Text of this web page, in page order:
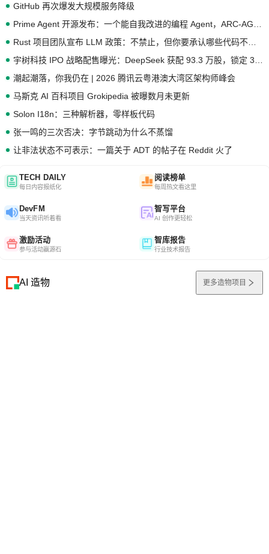
GitHub 再次爆发大规模服务降级
潮起潮落，你我仍在 | 2026 腾讯云粤港澳大湾区架构师峰会
马斯克 AI 百科项目 Grokipedia 被曝数月未更新
Solon I18n：三种解析器，零样板代码
张一鸣的三次否决：字节跳动为什么不蒸馏
让非法状态不可表示：一篇关于 ADT 的帖子在 Reddit 火了
TECH DAILY
每日内容报纸化
阅读榜单
每周热文看这里
DevFM
当天资讯听着看
智写平台
AI 创作更轻松
激励活动
参与活动赢源石
智库报告
行业技术报告
AI 造物 更多造物项目